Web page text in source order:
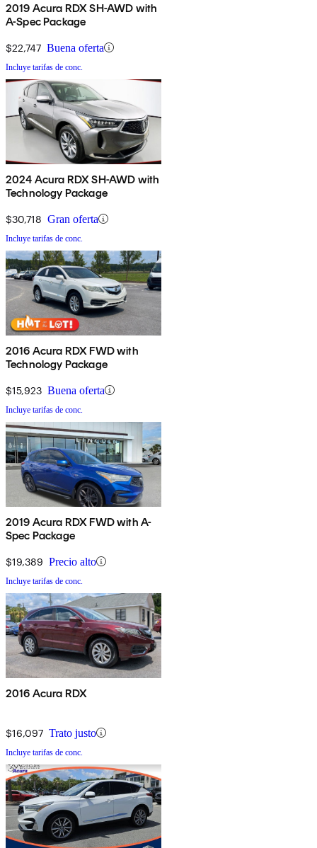
2019 Acura RDX SH-AWD with
A-Spec Package
$22,747 Buena oferta
Incluye tarifas de conc.
2024 Acura RDX SH-AWD with
Technology Package
$30,718 Gran oferta
Incluye tarifas de conc.
2016 Acura RDX FWD with
Technology Package
$15,923 Buena oferta
Incluye tarifas de conc.
2019 Acura RDX FWD with A-
Spec Package
$19,389 Precio alto
Incluye tarifas de conc.
2016 Acura RDX
$16,097 Trato justo
Incluye tarifas de conc.